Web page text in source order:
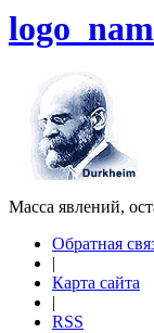
Масса явлений,
Обратная
|
Карта сайта
|
RSS